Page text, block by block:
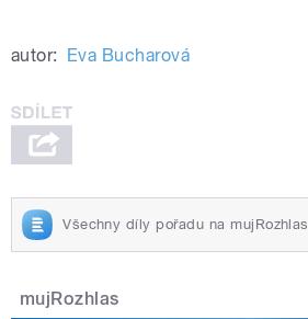
autor: Eva Bucharová
Všechny díly pořadu na mujRozhlas
mujRozhlas